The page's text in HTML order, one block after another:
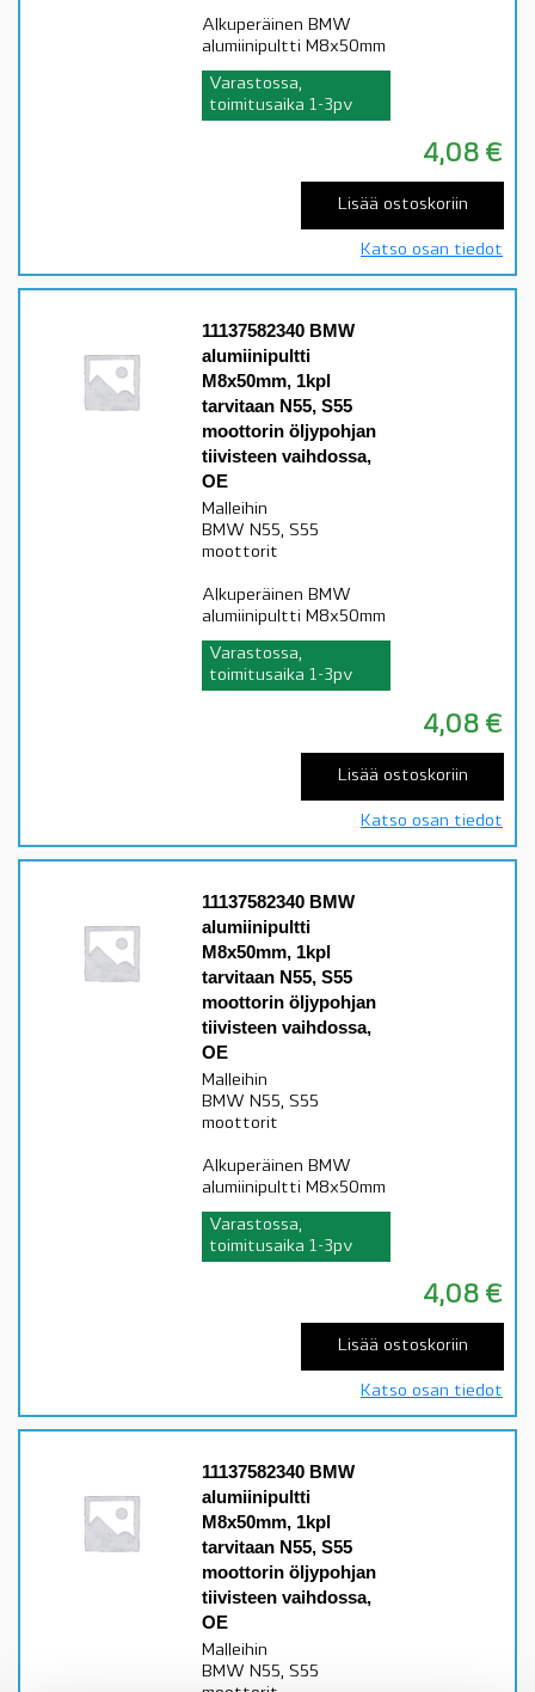
Alkuperäinen BMW
alumiinipultti M8x50mm
Varastossa,
toimitusaika 1-3pv
4,08 €
Lisää ostoskoriin
Katso osan tiedot
11137582340 BMW
alumiinipultti
M8x50mm, 1kpl
tarvitaan N55, S55
moottorin öljypohjan
tiivisteen vaihdossa,
OE
Malleihin
BMW N55, S55
moottorit
Alkuperäinen BMW
alumiinipultti M8x50mm
Varastossa,
toimitusaika 1-3pv
4,08 €
Lisää ostoskoriin
Katso osan tiedot
11137582340 BMW
alumiinipultti
M8x50mm, 1kpl
tarvitaan N55, S55
moottorin öljypohjan
tiivisteen vaihdossa,
OE
Malleihin
BMW N55, S55
moottorit
Alkuperäinen BMW
alumiinipultti M8x50mm
Varastossa,
toimitusaika 1-3pv
4,08 €
Lisää ostoskoriin
Katso osan tiedot
11137582340 BMW
alumiinipultti
M8x50mm, 1kpl
tarvitaan N55, S55
moottorin öljypohjan
tiivisteen vaihdossa,
OE
Malleihin
BMW N55, S55